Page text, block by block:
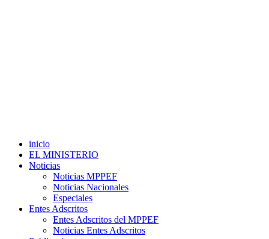
inicio
EL MINISTERIO
Noticias
Noticias MPPEF
Noticias Nacionales
Especiales
Entes Adscritos
Entes Adscritos del MPPEF
Noticias Entes Adscritos